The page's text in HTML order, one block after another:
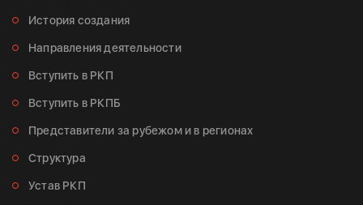
История создания
Направления деятельности
Вступить в РКП
Вступить в РКПБ
Представители за рубежом и в регионах
Структура
Устав РКП